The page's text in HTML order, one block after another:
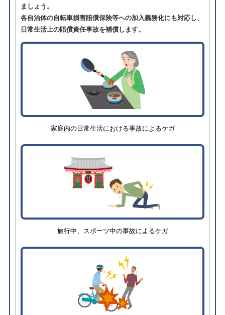
ましょう。
各自治体の自転車損害賠償保険等への加入義務化にも対応し、
日常生活上の賠償責任事故を補償します。
家庭内の日常生活における事故によるケガ
旅行中、スポーツ中の事故によるケガ